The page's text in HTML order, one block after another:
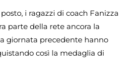
i ragazzi di coach Fanizza
parte della rete ancora la
giornata precedente hanno
così la medaglia di